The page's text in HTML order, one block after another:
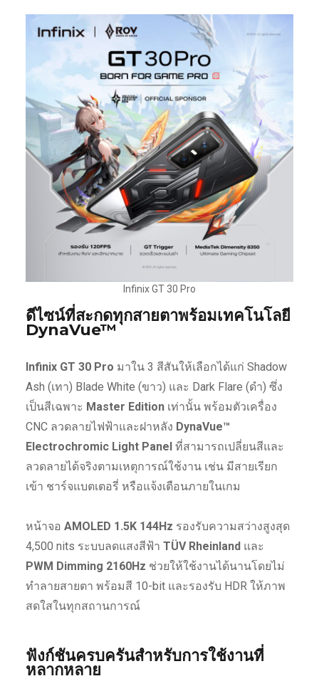
Infinix GT 30 Pro
ดีไซน์ที่สะกดทุกสายตาพร้อมเทคโนโลยี
DynaVue™
Infinix GT 30 Pro มาใน 3 สีสันให้เลือกได้แก่ Shadow
Ash (เทา) Blade White (ขาว) และ Dark Flare (ดำ) ซึ่ง
เป็นสีเฉพาะ Master Editionเท่านั้น พร้อมตัวเครื่อง
CNC ลวดลายไฟฟ้าและฝาหลัง DynaVue™
Electrochromic Light Panelที่สามารถเปลี่ยนสีและ
ลวดลายได้จริงตามเหตุการณ์ใช้งาน เช่น มีสายเรียก
เข้า ชาร์จแบตเตอรี่ หรือแจ้งเตือนภายในเกม
หน้าจอ AMOLED 1.5K 144Hz รองรับความสว่างสูงสุด
4,500 nits ระบบลดแสงสีฟ้า TÜV Rheinlandและ
PWM Dimming 2160Hz ช่วยให้ใช้งานได้นานโดยไม่
ทำลายสายตา พร้อมสี 10-bit และรองรับ HDR ให้ภาพ
สดใสในทุกสถานการณ์
ฟังก์ชันครบครันสำหรับการใช้งานที่
หลากหลาย